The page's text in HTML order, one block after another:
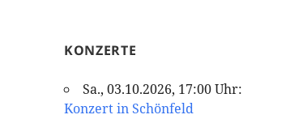
KONZERTE
Sa., 03.10.2026, 17:00 Uhr:
Konzert in Schönfeld